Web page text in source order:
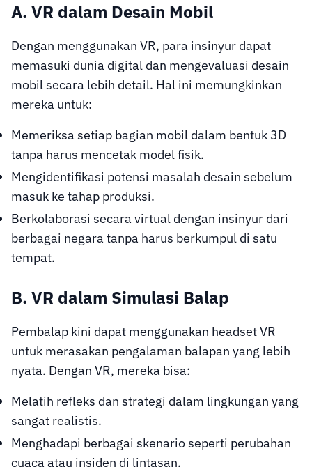
A. VR dalam Desain Mobil
Dengan menggunakan VR, para insinyur dapat
memasuki dunia digital dan mengevaluasi desain
mobil secara lebih detail. Hal ini memungkinkan
mereka untuk:
Memeriksa setiap bagian mobil dalam bentuk 3D
tanpa harus mencetak model fisik.
Mengidentifikasi potensi masalah desain sebelum
masuk ke tahap produksi.
Berkolaborasi secara virtual dengan insinyur dari
berbagai negara tanpa harus berkumpul di satu
tempat.
B. VR dalam Simulasi Balap
Pembalap kini dapat menggunakan headset VR
untuk merasakan pengalaman balapan yang lebih
nyata. Dengan VR, mereka bisa:
Melatih refleks dan strategi dalam lingkungan yang
sangat realistis.
Menghadapi berbagai skenario seperti perubahan
cuaca atau insiden di lintasan.